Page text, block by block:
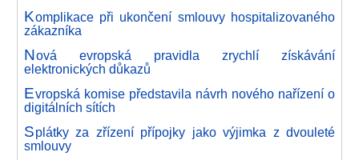
Komplikace při ukončení smlouvy hospitalizovaného
zákazníka
Nová evropská pravidla zrychlí získávání
elektronických důkazů
Evropská komise představila návrh nového nařízení o
digitálních sítích
Splátky za zřízení přípojky jako výjimka z dvouleté
smlouvy